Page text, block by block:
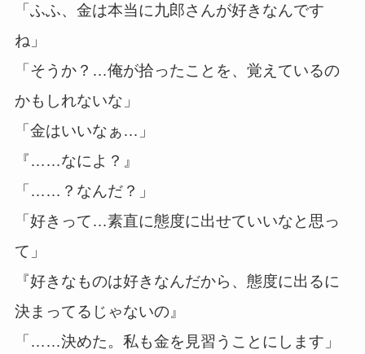
「ふふ、金は本当に九郎さんが好きなんです
ね」
「そうか？…俺が拾ったことを、覚えているの
かもしれないな」
「金はいいなぁ…」
『……なによ？』
「……？なんだ？」
「好きって…素直に態度に出せていいなと思っ
て」
『好きなものは好きなんだから、態度に出るに
決まってるじゃないの』
「……決めた。私も金を見習うことにします」